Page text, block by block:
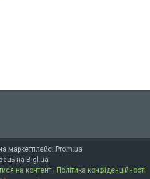
маркетплейсі Prom.ua
на Bigl.ua
на контент | Політика конфіденційності